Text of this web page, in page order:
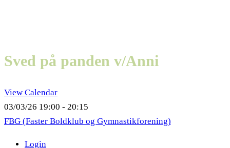
Sved på panden v/Anni
View Calendar
03/03/26 19:00 - 20:15
FBG (Faster Boldklub og Gymnastikforening)
Login